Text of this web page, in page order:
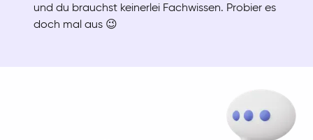
und du brauchst keinerlei Fachwissen. Probier es
doch mal aus 😉